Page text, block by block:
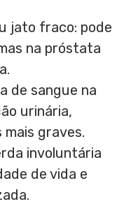
jato fraco: pode
na próstata
de sangue na
urinária,
graves.
involuntária
de vida e